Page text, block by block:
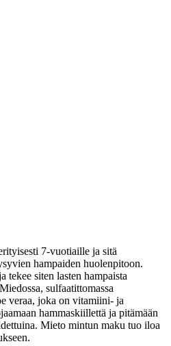
7-vuotiaille ja sitä
hampaiden huolenpitoon.
tekee siten lasten hampaista
sulfaatittomassa
veraa, joka on vitamiini- ja
hammaskiillettä ja pitämään
Mieto mintun maku tuo iloa